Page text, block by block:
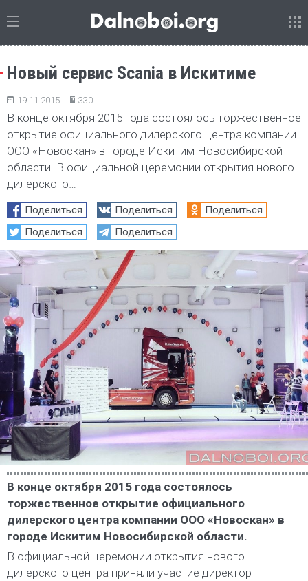
Новый сервис Scania в Искитиме
19.11.2015 330
В конце октября 2015 года состоялось торжественное
открытие официального дилерского центра компании
ООО «Новоскан» в городе Искитим Новосибирской
области. В официальной церемонии открытия нового
дилерского…
Поделиться Поделиться
Поделиться
Поделиться
Поделиться
В конце октября 2015 года состоялось
торжественное открытие официального
дилерского центра компании ООО «Новоскан» в
городе Искитим Новосибирской области.
В официальной церемонии открытия нового
дилерского центра приняли участие директор